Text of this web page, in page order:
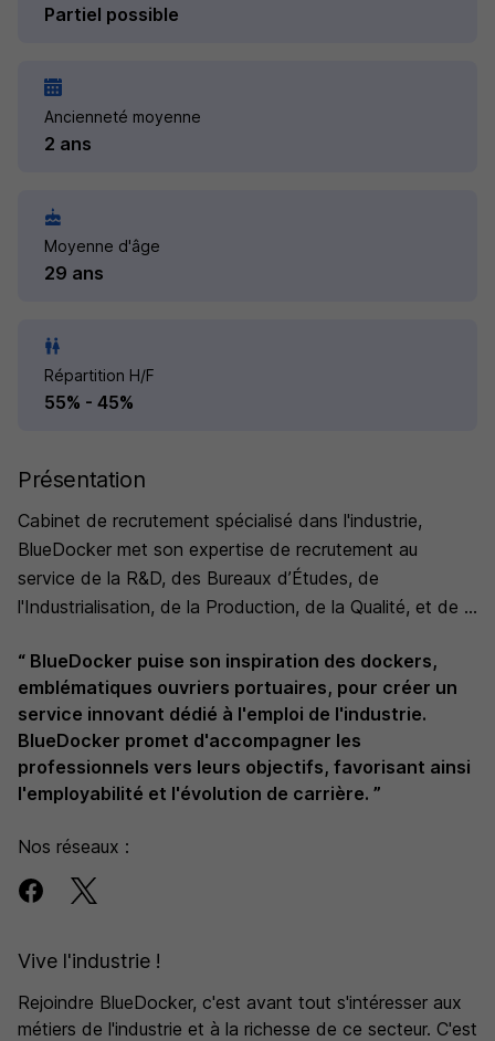
Partiel possible
Ancienneté moyenne
2 ans
Moyenne d'âge
29 ans
Répartition H/F
55% - 45%
Présentation
Cabinet de recrutement spécialisé dans l'industrie,
BlueDocker met son expertise de recrutement au
service de la R&D, des Bureaux d’Études, de
l'Industrialisation, de la Production, de la Qualité, et de la
“ BlueDocker puise son inspiration des dockers,
emblématiques ouvriers portuaires, pour créer un
service innovant dédié à l'emploi de l'industrie.
BlueDocker promet d'accompagner les
professionnels vers leurs objectifs, favorisant ainsi
l'employabilité et l'évolution de carrière. ”
Nos réseaux :
Vive l'industrie !
Rejoindre BlueDocker, c'est avant tout s'intéresser aux
métiers de l'industrie et à la richesse de ce secteur. C'est